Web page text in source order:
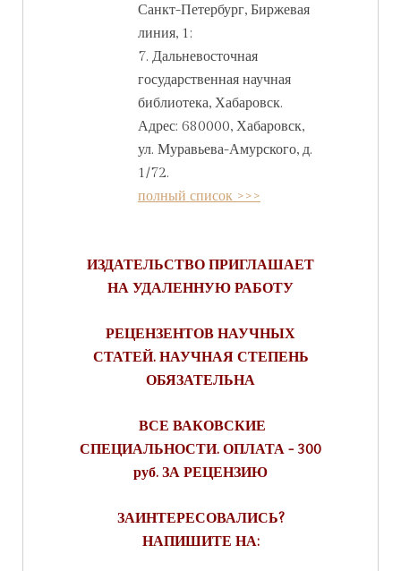
Санкт-Петербург, Биржевая
линия, 1;
7. Дальневосточная
государственная научная
библиотека, Хабаровск.
Адрес: 680000, Хабаровск,
ул. Муравьева-Амурского, д.
1/72.
полный список >>>
ИЗДАТЕЛЬСТВО ПРИГЛАШАЕТ
НА УДАЛЕННУЮ РАБОТУ
РЕЦЕНЗЕНТОВ НАУЧНЫХ
СТАТЕЙ. НАУЧНАЯ СТЕПЕНЬ
ОБЯЗАТЕЛЬНА
ВСЕ ВАКОВСКИЕ
СПЕЦИАЛЬНОСТИ. ОПЛАТА - 300
руб. ЗА РЕЦЕНЗИЮ
ЗАИНТЕРЕСОВАЛИСЬ?
НАПИШИТЕ НА: